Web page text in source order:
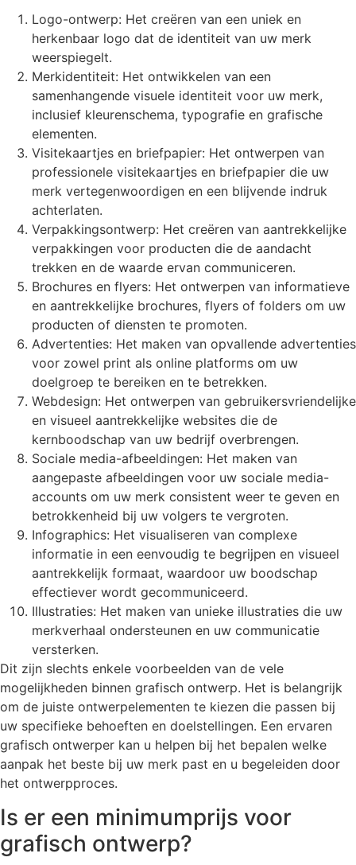
Logo-ontwerp: Het creëren van een uniek en
herkenbaar logo dat de identiteit van uw merk
weerspiegelt.
Merkidentiteit: Het ontwikkelen van een
samenhangende visuele identiteit voor uw merk,
inclusief kleurenschema, typografie en grafische
elementen.
Visitekaartjes en briefpapier: Het ontwerpen van
professionele visitekaartjes en briefpapier die uw
merk vertegenwoordigen en een blijvende indruk
achterlaten.
Verpakkingsontwerp: Het creëren van aantrekkelijke
verpakkingen voor producten die de aandacht
trekken en de waarde ervan communiceren.
Brochures en flyers: Het ontwerpen van informatieve
en aantrekkelijke brochures, flyers of folders om uw
producten of diensten te promoten.
Advertenties: Het maken van opvallende advertenties
voor zowel print als online platforms om uw
doelgroep te bereiken en te betrekken.
Webdesign: Het ontwerpen van gebruikersvriendelijke
en visueel aantrekkelijke websites die de
kernboodschap van uw bedrijf overbrengen.
Sociale media-afbeeldingen: Het maken van
aangepaste afbeeldingen voor uw sociale media-
accounts om uw merk consistent weer te geven en
betrokkenheid bij uw volgers te vergroten.
Infographics: Het visualiseren van complexe
informatie in een eenvoudig te begrijpen en visueel
aantrekkelijk formaat, waardoor uw boodschap
effectiever wordt gecommuniceerd.
Illustraties: Het maken van unieke illustraties die uw
merkverhaal ondersteunen en uw communicatie
versterken.
Dit zijn slechts enkele voorbeelden van de vele
mogelijkheden binnen grafisch ontwerp. Het is belangrijk
om de juiste ontwerpelementen te kiezen die passen bij
uw specifieke behoeften en doelstellingen. Een ervaren
grafisch ontwerper kan u helpen bij het bepalen welke
aanpak het beste bij uw merk past en u begeleiden door
het ontwerpproces.
Is er een minimumprijs voor
grafisch ontwerp?